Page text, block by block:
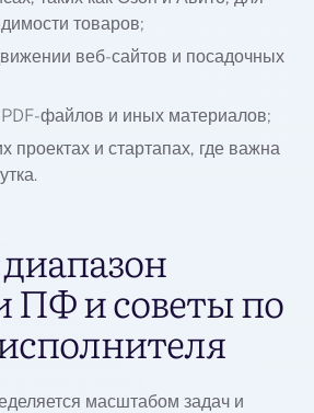
товаров;
веб-сайтов и посадочных
PDF-файлов и иных материалов;
проектах и стартапах, где важна
ПФ и советы по
масштабом задач и